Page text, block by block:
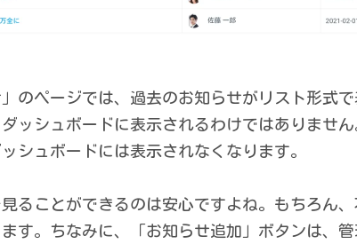
のページでは、過去のお知らせがリスト形式で
ダッシュボードに表示されるわけではありませ
シュボードには表示されなくなります。
ることができるのは安心ですよね。もちろん
す。ちなみに、「お知らせ追加」ボタンは、